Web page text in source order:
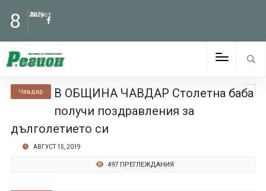
8 Август
2026
Чавдар
В ОБЩИНА ЧАВДАР Столетна баба
получи поздравления за
дълголетието си
АВГУСТ 15, 2019
497 ПРЕГЛЕЖДАНИЯ